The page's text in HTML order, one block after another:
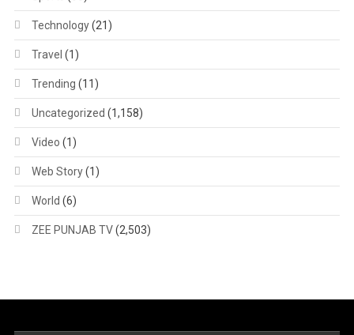
Technology(21)
Travel (1)
Trending (11)
Uncategorized (1,158)
Video (1)
Web Story(1)
World (6)
ZEE PUNJAB TV(2,503)